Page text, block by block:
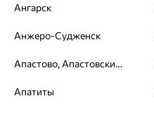
Гарантия и возврат
Ангарск
Анжеро-Судженск
Апастово, Апастовский район
Апатиты